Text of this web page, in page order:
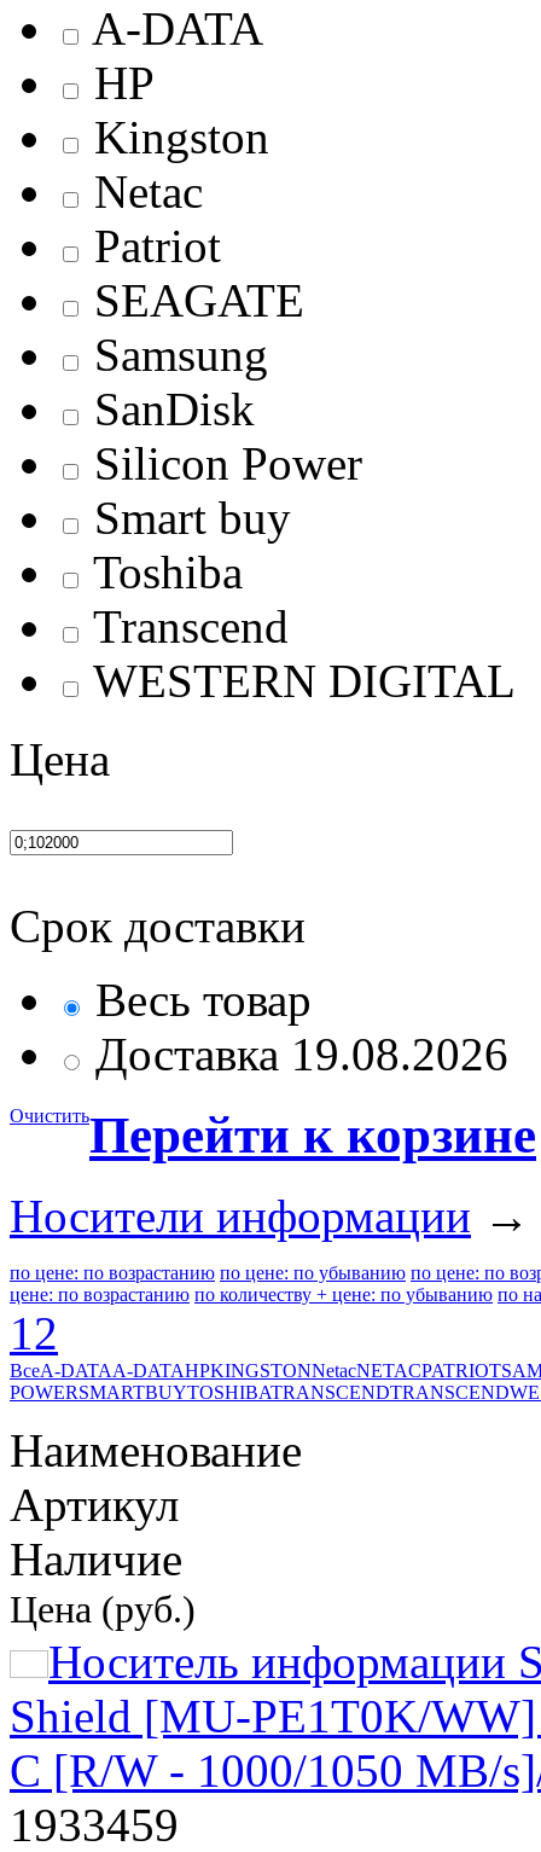
A-DATA
HP
Kingston
Netac
Patriot
SEAGATE
Samsung
SanDisk
Silicon Power
Smart buy
Toshiba
Transcend
WESTERN DIGITAL
Цена
Срок доставки
Весь товар
Доставка 19.08.2026
ОчиститьПерейти к корзине
Носители информации →
по цене: по возрастанию по цене: по убыванию по цене: по
цене: по возрастанию по количеству + цене: по убыванию по
12
ВсеA-DATAA-DATAHPKINGSTONNetacNETACPATRIOT
POWERSMARTBUYTOSHIBATRANSCENDTRANSCEND
Наименование
Артикул
Наличие
Цена (руб.)
Носитель информации
Shield [MU-PE1T0K/
C [R/W - 1000/1050 MB/
1933459